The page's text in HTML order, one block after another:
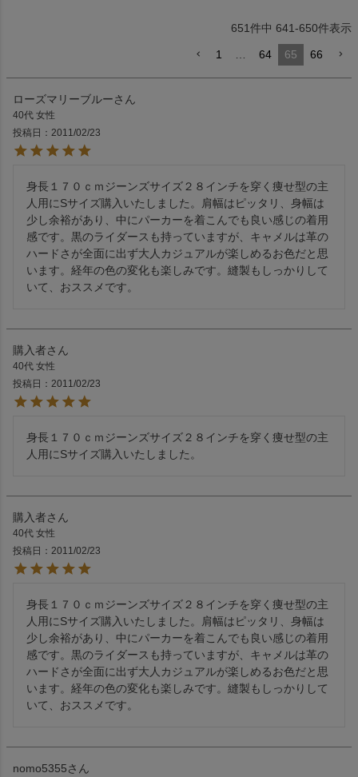
651件中 641-650件表示
1 … 64 65 66
ローズマリーブルー
40代 女性
投稿日
2011/02/23
身長１７０ｃｍジーンズサイズ２８インチを穿く痩せ型の主
人用にSサイズ購入いたしました。肩幅はピッタリ、身幅は
少し余裕があり、中にパーカーを着こんでも良い感じの着用
感です。黒のライダースも持っていますが、キャメルは革の
ハードさが全面に出ず大人カジュアルが楽しめるお色だと思
います。経年の色の変化も楽しみです。縫製もしっかりして
いて、おススメです。
購入者
40代 女性
投稿日
2011/02/23
身長１７０ｃｍジーンズサイズ２８インチを穿く痩せ型の主
購入者
40代 女性
投稿日
2011/02/23
身長１７０ｃｍジーンズサイズ２８インチを穿く痩せ型の主
人用にSサイズ購入いたしました。肩幅はピッタリ、身幅は
少し余裕があり、中にパーカーを着こんでも良い感じの着用
感です。黒のライダースも持っていますが、キャメルは革の
ハードさが全面に出ず大人カジュアルが楽しめるお色だと思
います。経年の色の変化も楽しみです。縫製もしっかりして
nomo5355